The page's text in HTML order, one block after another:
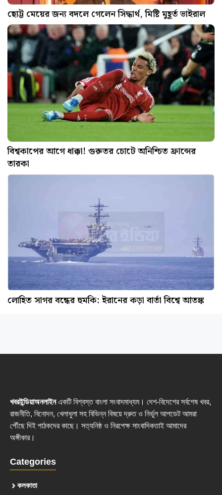
ছোট্ট মেয়ের জন্য বদলে গেলেন সিদ্ধার্থ, মিষ্টি মুহূর্ত ভাইরাল
বিশ্বকাপের আগে ধাক্কা! গুরুতর চোটে অনিশ্চিত ফ্রান্সের
তারকা
লোহিত সাগর বন্ধের হুমকি: ইরানের কড়া বার্তা বিশ্বে আতঙ্ক
খবরইন্ডিয়াঅনলাইনএকটি বিশ্বস্ত বাংলা সংবাদমাধ্যম। দেশ-বিদেশের সর্বশেষ খবর,
রাজনীতি, বিনোদন, খেলাধুলা সহ বিভিন্ন বিষয়ে দ্রুত ও নির্ভুল আপডেট আমরা
পৌঁছে দিই পাঠকদের কাছে। সত্যনিষ্ঠ ও নিরপেক্ষ সাংবাদিকতাই আমাদের
অঙ্গীকার।
Categories
কলকাতা